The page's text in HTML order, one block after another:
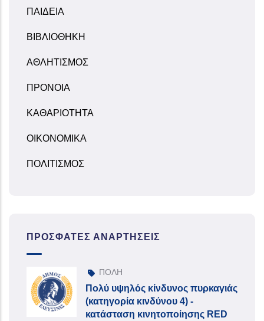
ΠΑΙΔΕΙΑ
ΒΙΒΛΙΟΘΗΚΗ
ΑΘΛΗΤΙΣΜΟΣ
ΠΡΟΝΟΙΑ
ΚΑΘΑΡΙΟΤΗΤΑ
ΟΙΚΟΝΟΜΙΚΑ
ΠΟΛΙΤΙΣΜΟΣ
ΠΡΌΣΦΑΤΕΣ ΑΝΑΡΤΉΣΕΙΣ
ΠΟΛΗ
Πολύ υψηλός κίνδυνος πυρκαγιάς
(κατηγορία κινδύνου 4) -
κατάσταση κινητοποίησης RED